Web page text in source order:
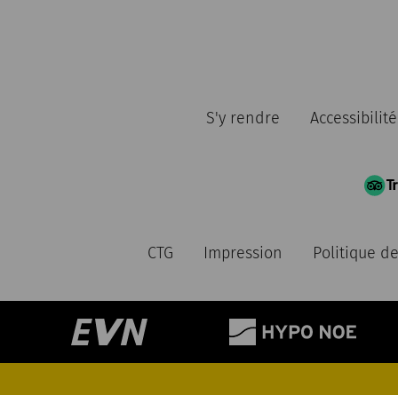
S'y rendre Accessibilité
CTG Impression Politique